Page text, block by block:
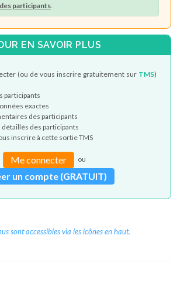
participants
EN SAVOIR PLUS
(ou de vous inscrire gratuitement sur TMS)
participants
exactes
des participants
des participants
inscrire à cette sortie TMS
Me connecter ou
un compte (GRATUIT)
sont accessibles via les icônes en haut.